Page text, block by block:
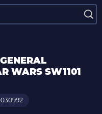
WARS SW1101